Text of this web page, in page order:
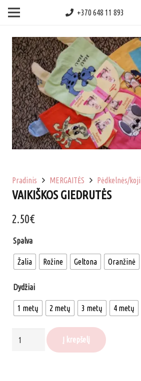
+370 648 11 893
Pradinis MERGAITĖS Pėdkelnės/
VAIKIŠKOS GIEDRUTĖS
2.50€
Spalva
Žalia Rožine Geltona Oranžinė
Dydžiai
1 metų 2 metų 3 metų 4 metų
produkto
Į krepšelį